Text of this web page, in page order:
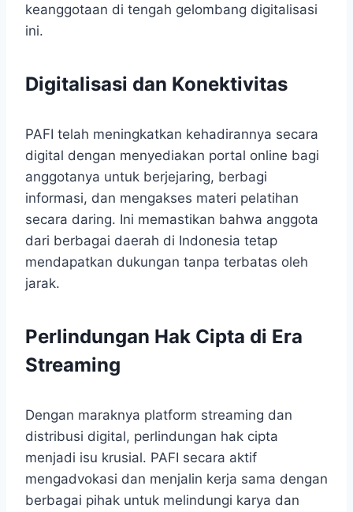
keanggotaan di tengah gelombang digitalisasi
ini.
Digitalisasi dan Konektivitas
PAFI telah meningkatkan kehadirannya secara
digital dengan menyediakan portal online bagi
anggotanya untuk berjejaring, berbagi
informasi, dan mengakses materi pelatihan
secara daring. Ini memastikan bahwa anggota
dari berbagai daerah di Indonesia tetap
mendapatkan dukungan tanpa terbatas oleh
jarak.
Perlindungan Hak Cipta di Era
Streaming
Dengan maraknya platform streaming dan
distribusi digital, perlindungan hak cipta
menjadi isu krusial. PAFI secara aktif
mengadvokasi dan menjalin kerja sama dengan
berbagai pihak untuk melindungi karya dan